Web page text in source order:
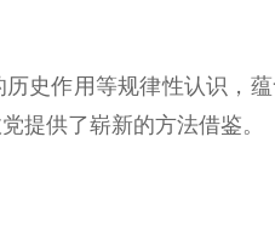
史作用等规律性认识，
提供了崭新的方法借鉴。